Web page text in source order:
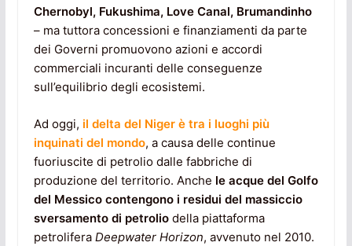
Chernobyl, Fukushima, Love Canal, Brumandinho
– ma tuttora concessioni e finanziamenti da parte
dei Governi promuovono azioni e accordi
commerciali incuranti delle conseguenze
sull’equilibrio degli ecosistemi.
Ad oggi, il delta del Niger è tra i luoghi più
inquinati del mondo, a causa delle continue
fuoriuscite di petrolio dalle fabbriche di
produzione del territorio. Anche le acque del Golfo
del Messico contengono i residui del massiccio
sversamento di petroliodella piattaforma
petrolifera Deepwater Horizon, avvenuto nel 2010.